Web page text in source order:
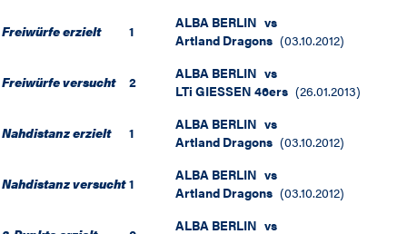
Freiwürfe erzielt 1 ALBA BERLIN vs
Artland Dragons (03.10.2012)
Freiwürfe versucht 2 ALBA BERLIN vs
LTi GIESSEN 46ers (26.01.2013)
Nahdistanz erzielt 1 ALBA BERLIN vs
Artland Dragons (03.10.2012)
Nahdistanz versucht 1 ALBA BERLIN vs
Artland Dragons (03.10.2012)
ALBA BERLIN vs